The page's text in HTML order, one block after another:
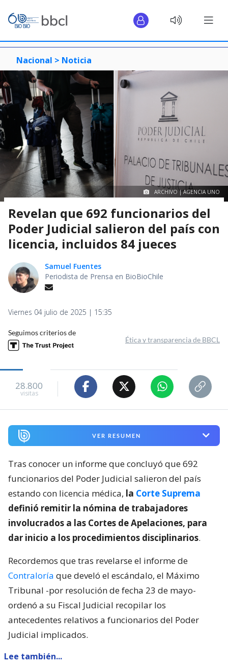
Nacional > Noticia
ARCHIVO | AGENCIA UNO
Revelan que 692 funcionarios del
Poder Judicial salieron del país con
licencia, incluidos 84 jueces
Samuel Fuentes
Periodista de Prensa en BioBioChile
Viernes 04 julio de 2025 | 15:35
Seguimos criterios de
Ética y transparencia de BBCL
28.800
visitas
VER RESUMEN
Tras conocer un informe que concluyó que 692
funcionarios del Poder Judicial salieron del país
estando con licencia médica, la Corte Suprema
definió remitir la nómina de trabajadores
involucrados a las Cortes de Apelaciones, para
dar inicio a los procedimientos disciplinarios.
Recordemos que tras revelarse el informe de
Contraloría que develó el escándalo, el Máximo
Tribunal -por resolución de fecha 23 de mayo-
ordenó a su Fiscal Judicial recopilar los
antecedentes relativos a funcionarios del Poder
Judicial implicados.
Lee también...